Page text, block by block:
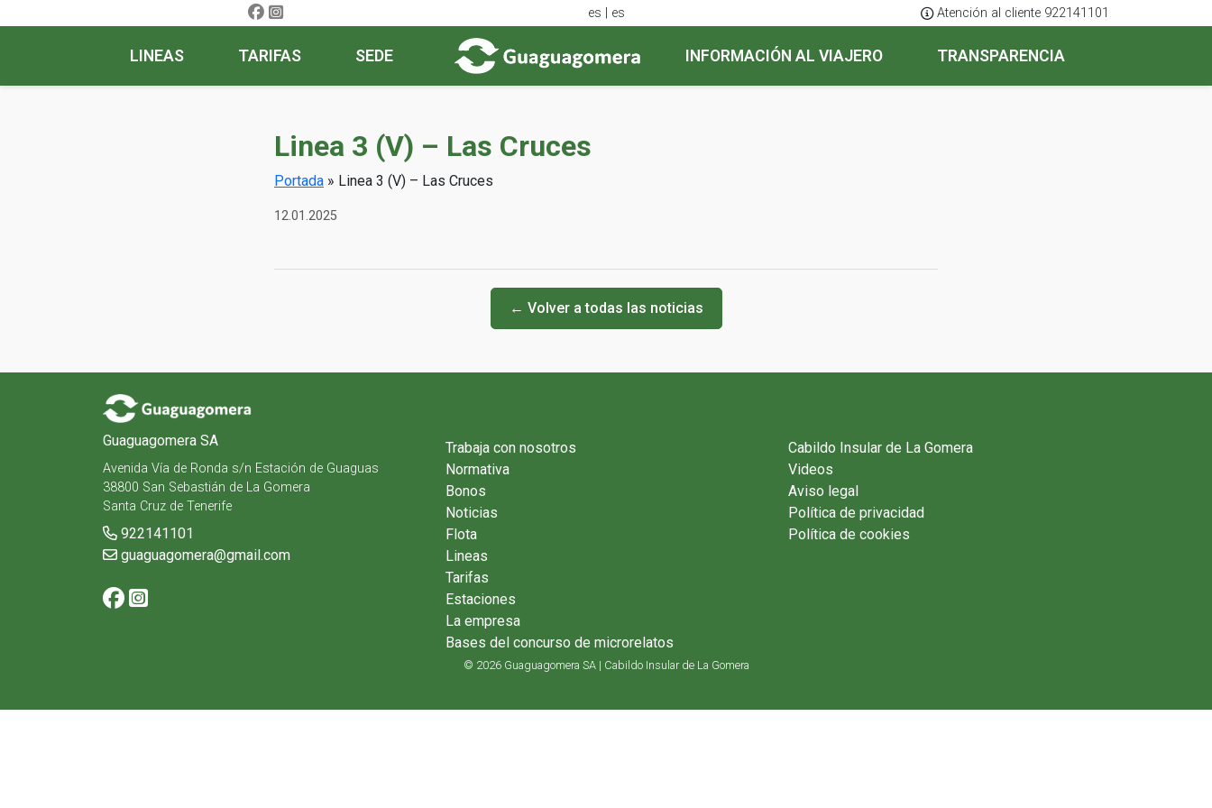
es | es Atención al cliente 922141101
LINEAS TARIFAS SEDE INFORMACIÓN AL VIAJERO TRANSPARENCIA
Linea 3 (V) – Las Cruces
Portada » Linea 3 (V) – Las Cruces
12.01.2025
← Volver a todas las noticias
Guaguagomera SA
Avenida Vía de Ronda s/n Estación de Guaguas
38800 San Sebastián de La Gomera
Santa Cruz de Tenerife
922141101
guaguagomera@gmail.com
Trabaja con nosotros
Normativa
Bonos
Noticias
Flota
Lineas
Tarifas
Estaciones
La empresa
Bases del concurso de microrelatos
Cabildo Insular de La Gomera
Videos
Aviso legal
Política de privacidad
Política de cookies
© 2026 Guaguagomera SA | Cabildo Insular de La Gomera